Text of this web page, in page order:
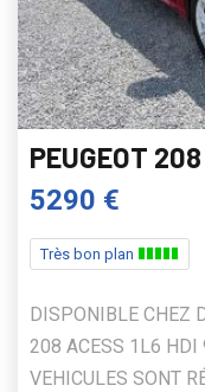
PEUGEOT
5290 €
Très bon plan
DISPONIBLE CHEZ
208 ACESS 1L6 HDI
VEHICULES SONT